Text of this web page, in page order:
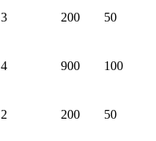
3 200 50
4 900 100
2 200 50